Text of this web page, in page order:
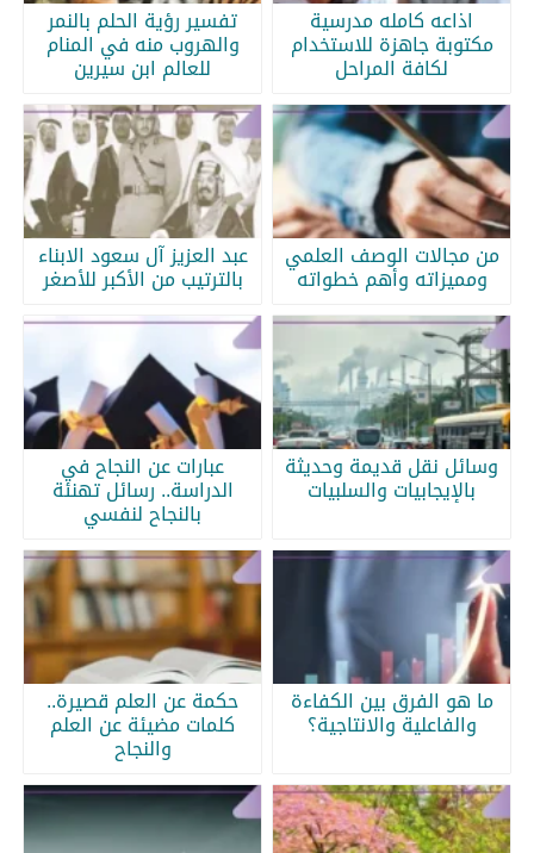
اذاعه كامله مدرسية
مكتوبة جاهزة للاستخدام
لكافة المراحل
تفسير رؤية الحلم بالنمر
والهروب منه في المنام
للعالم ابن سيرين
من مجالات الوصف العلمي
ومميزاته وأهم خطواته
عبد العزيز آل سعود الابناء
بالترتيب من الأكبر للأصغر
وسائل نقل قديمة وحديثة
بالإيجابيات والسلبيات
عبارات عن النجاح في
الدراسة.. رسائل تهنئة
بالنجاح لنفسي
ما هو الفرق بين الكفاءة
والفاعلية والانتاجية؟
حكمة عن العلم قصيرة..
كلمات مضيئة عن العلم
والنجاح